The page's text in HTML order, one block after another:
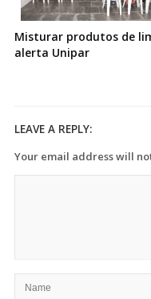
Misturar produtos de
alerta Unipar
LEAVE A REPLY:
Your email address will